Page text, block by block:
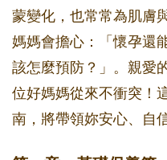
蒙變化，也常常為肌膚
媽媽會擔心：「懷孕還
該怎麼預防？」。親愛
位好媽媽從來不衝突！
南，將帶領妳安心、自